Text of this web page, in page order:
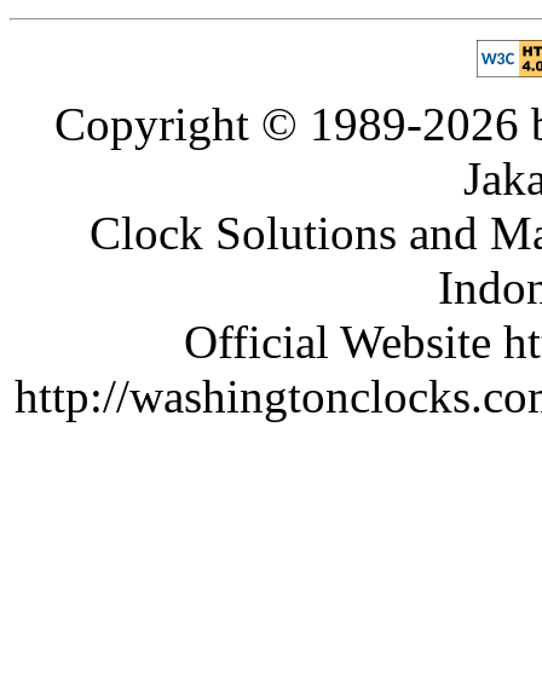
Copyright © 1989-2026
Clock Solutions and
Official Website
http://